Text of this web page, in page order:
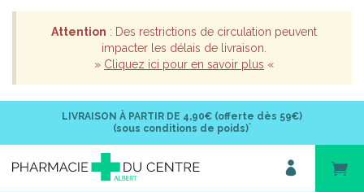
Attention : Des restrictions de circulation peuvent
impacter les délais de livraison.
» Cliquez ici pour en savoir plus «
LIVRAISON À PARTIR DE 4,90€ (offerte dès 59€)
(sous conditions de poids)*